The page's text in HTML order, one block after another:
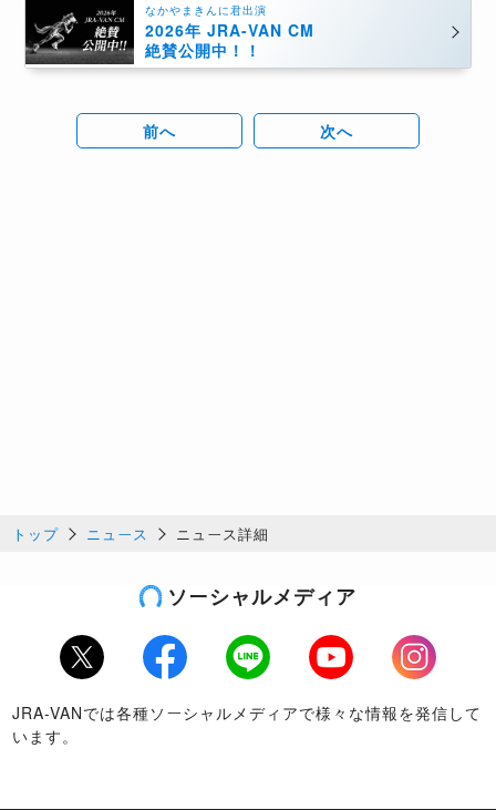
なかやまきんに君出演
2026年 JRA-VAN CM
絶賛公開中！！
前へ 次へ
トップ ニュース ニュース詳細
ソーシャルメディア
Twitter Facebook LINE Youtube
Instagram
JRA-VANでは各種ソーシャルメディアで様々な情報を発信して
います。